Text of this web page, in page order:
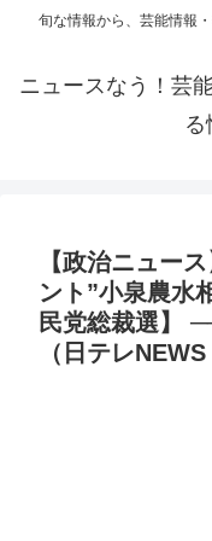
旬な情報から、芸能情報
ニュースなう！芸
る
【政治ニュー
ント”小泉農水
民党総裁選】
（日テレNEWS